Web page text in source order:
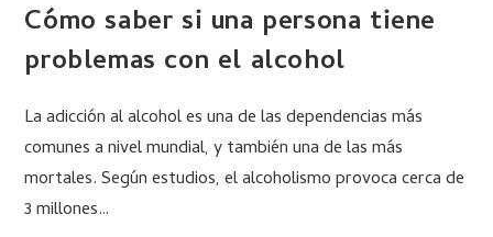
Cómo saber si una persona tiene
problemas con el alcohol
La adicción al alcohol es una de las dependencias más
comunes a nivel mundial, y también una de las más
mortales. Según estudios, el alcoholismo provoca cerca de
3 millones…